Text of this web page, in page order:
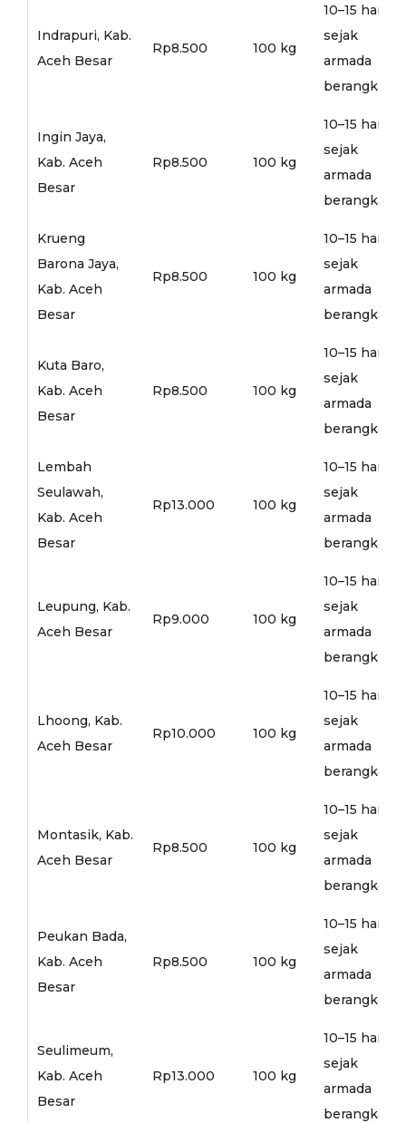
Indrapuri, Kab.
Aceh Besar
Rp8.500 100 kg
10–15 hari
sejak
armada
berangkat
Ingin Jaya,
Kab. Aceh
Besar
Rp8.500 100 kg
10–15 hari
sejak
armada
berangkat
Krueng
Barona Jaya,
Kab. Aceh
Besar
Rp8.500 100 kg
10–15 hari
sejak
armada
berangkat
Kuta Baro,
Kab. Aceh
Besar
Rp8.500 100 kg
10–15 hari
sejak
armada
berangkat
Lembah
Seulawah,
Kab. Aceh
Besar
Rp13.000 100 kg
10–15 hari
sejak
armada
berangkat
Leupung, Kab.
Aceh Besar
Rp9.000 100 kg
10–15 hari
sejak
armada
berangkat
Lhoong, Kab.
Aceh Besar
Rp10.000 100 kg
10–15 hari
sejak
armada
berangkat
Montasik, Kab.
Aceh Besar
Rp8.500 100 kg
10–15 hari
sejak
armada
berangkat
Peukan Bada,
Kab. Aceh
Besar
Rp8.500 100 kg
10–15 hari
sejak
armada
berangkat
Seulimeum,
Kab. Aceh
Besar
Rp13.000 100 kg
10–15 hari
sejak
armada
berangkat